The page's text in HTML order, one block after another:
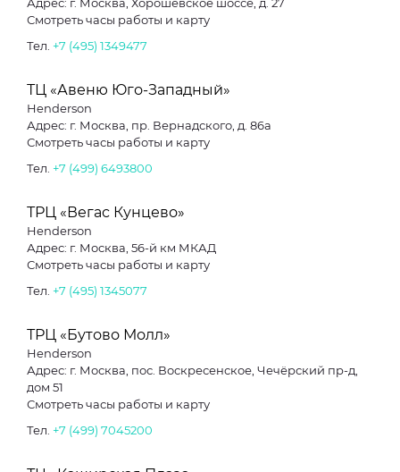
Смотреть часы работы и карту
Тел. +7 (495) 1349477
ТЦ «Авеню Юго-Западный»
Henderson
Адрес: г. Москва, пр. Вернадского, д. 86а
Смотреть часы работы и карту
Тел. +7 (499) 6493800
ТРЦ «Вегас Кунцево»
Henderson
Адрес: г. Москва, 56-й км МКАД
Смотреть часы работы и карту
Тел. +7 (495) 1345077
ТРЦ «Бутово Молл»
Henderson
Адрес: г. Москва, пос. Воскресенское, Чечёрский пр-д,
дом 51
Смотреть часы работы и карту
Тел. +7 (499) 7045200